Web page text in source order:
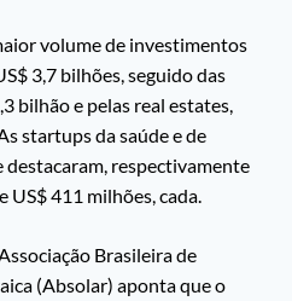
volume de investimentos
3,7 bilhões, seguido das
bilhão e pelas real estates,
startups da saúde e de
destacaram, respectivamente
US$ 411 milhões, cada.
Brasileira de
(Absolar) aponta que o